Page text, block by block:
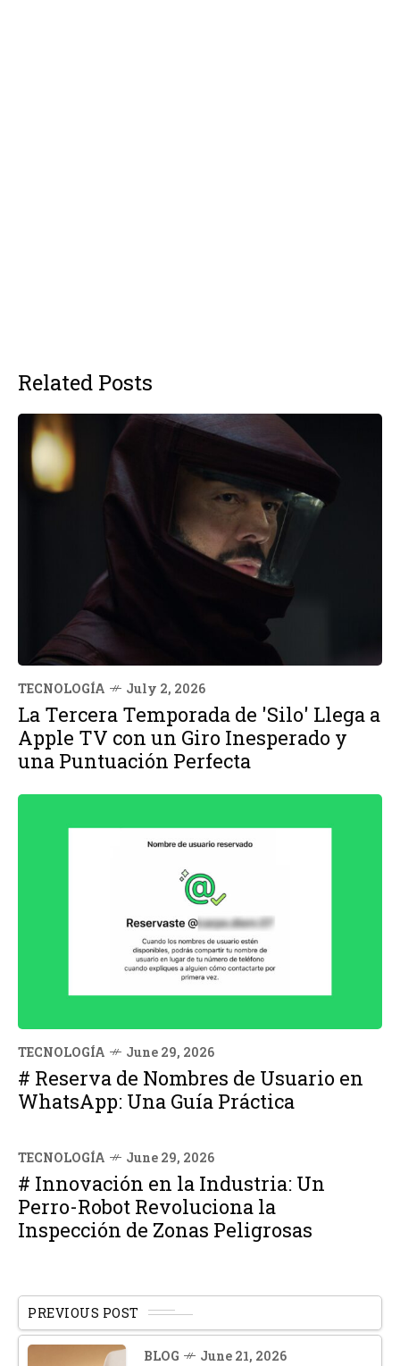
Related Posts
TECNOLOGÍA July 2, 2026
La Tercera Temporada de 'Silo' Llega a
Apple TV con un Giro Inesperado y
una Puntuación Perfecta
TECNOLOGÍA June 29, 2026
# Reserva de Nombres de Usuario en
WhatsApp: Una Guía Práctica
TECNOLOGÍA June 29, 2026
# Innovación en la Industria: Un
Perro-Robot Revoluciona la
Inspección de Zonas Peligrosas
PREVIOUS POST
BLOG June 21, 2026